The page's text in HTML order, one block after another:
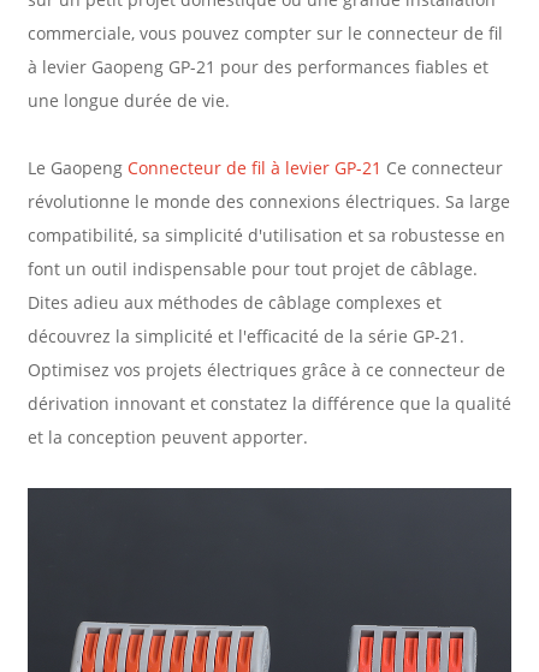
commerciale, vous pouvez compter sur le connecteur de fil
à levier Gaopeng GP-21 pour des performances fiables et
une longue durée de vie.
Le Gaopeng Connecteur de fil à levier GP-21 Ce connecteur
révolutionne le monde des connexions électriques. Sa large
compatibilité, sa simplicité d'utilisation et sa robustesse en
font un outil indispensable pour tout projet de câblage.
Dites adieu aux méthodes de câblage complexes et
découvrez la simplicité et l'efficacité de la série GP-21.
Optimisez vos projets électriques grâce à ce connecteur de
dérivation innovant et constatez la différence que la qualité
et la conception peuvent apporter.